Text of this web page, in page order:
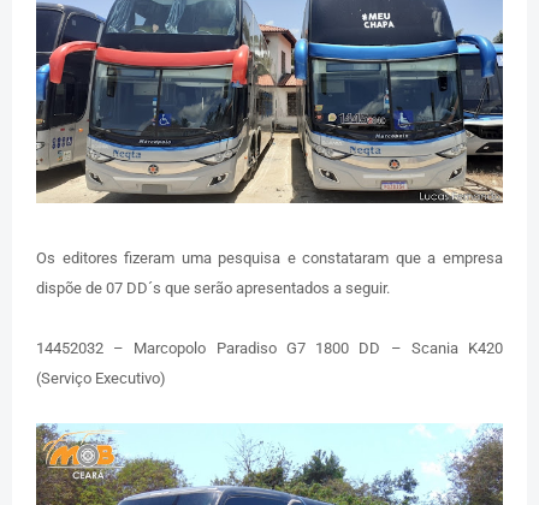
Os editores fizeram uma pesquisa e constataram que a empresa
dispõe de 07 DD´s que serão apresentados a seguir.
14452032 – Marcopolo Paradiso G7 1800 DD – Scania K420
(Serviço Executivo)